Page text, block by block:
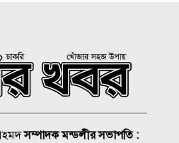
সংসদে
ওয়ার্ড বিএনপির উদ্যোগে
ও উন্মুক্ত আলোচনা
সম্পাদক মন্ডলীর সভাপতি :